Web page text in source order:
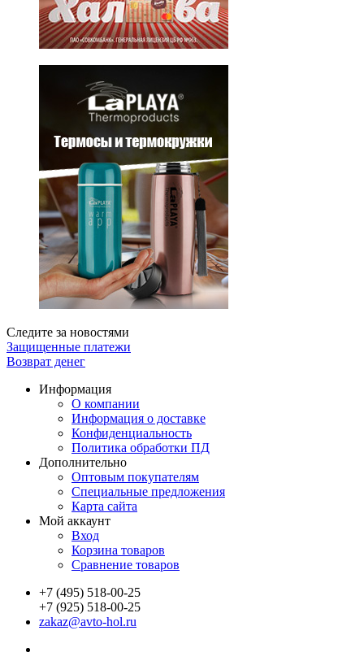
Следите за новостями
Защищенные платежи
Возврат денег
Информация
О компании
Информация о доставке
Конфиденциальность
Политика обработки ПД
Дополнительно
Оптовым покупателям
Специальные предложения
Карта сайта
Мой аккаунт
Вход
Корзина товаров
Сравнение товаров
+7 (495) 518-00-25
+7 (925) 518-00-25
zakaz@avto-hol.ru